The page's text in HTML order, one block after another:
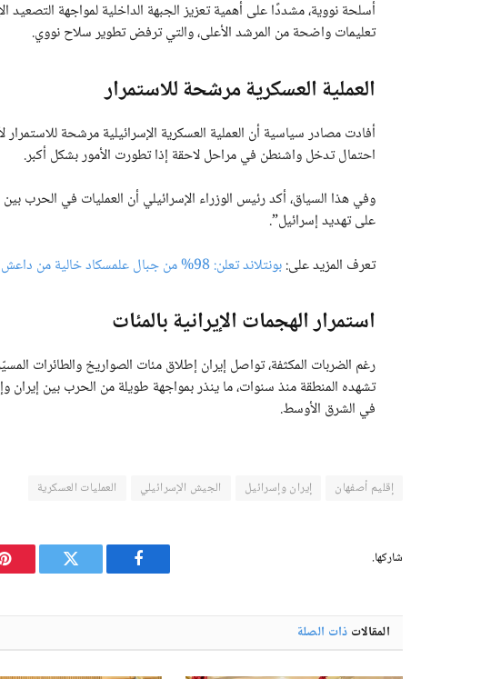
أسلحة نووية، مشددًا على أهمية تعزيز الجبهة الداخلية لمواجهة التصعيد
تعليمات واضحة من المرشد الأعلى، والتي ترفض تطوير سلاح نووي.
العملية العسكرية مرشحة للاستمرار
أفادت مصادر سياسية أن العملية العسكرية الإسرائيلية مرشحة
احتمال تدخل واشنطن في مراحل لاحقة إذا تطورت الأمور بشكل أكبر.
وفي هذا السياق، أكد رئيس الوزراء الإسرائيلي أن العمليات في الحرب
على تهديد إسرائيل”.
تعرف المزيد على:بونتلاند تعلن: 98% من جبال علمسكاد خالية من داعش
استمرار الهجمات الإيرانية بالمئات
رغم الضربات المكثفة، تواصل إيران إطلاق مئات الصواريخ والطائرات
تشهده المنطقة منذ سنوات، ما ينذر بمواجهة طويلة من الحرب بين إيران
في الشرق الأوسط.
إقليم أصفهان إيران وإسرائيل الجيش الإسرائيلي العمليات العسكرية
شاركها.
فيسبوك تويتر
المقالات ذات الصلة